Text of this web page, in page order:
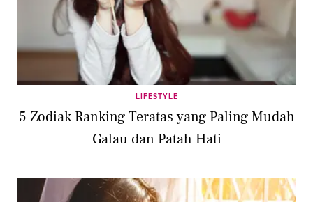
LIFESTYLE
5 Zodiak Ranking Teratas yang Paling Mudah
Galau dan Patah Hati